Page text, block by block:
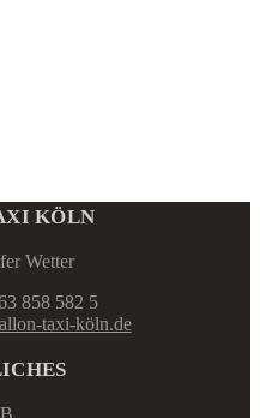
KÖLN
Wetter
858 582 5
taxi-köln.de